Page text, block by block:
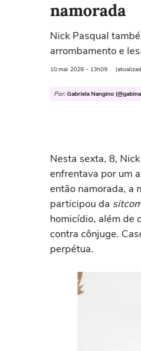
namorada
Nick Pasqual
arrombamento e
10 mai 2026 - 13h09
Por: Gabriela Nangino
Nesta sexta, 8,
enfrentava por um
então namorada, a
participou da
homicídio, além de
contra cônjuge.
perpétua.